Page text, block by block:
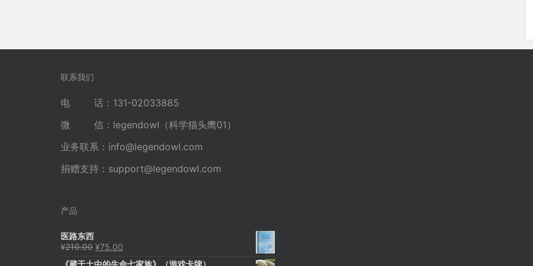
联系我们
电 话：131-02033885
微 信：legendowl（科学猫头鹰01）
业务联系： info@legendowl.com
捐赠支持： support@legendowl.com
产品
医路东西
¥210.00 原
¥75.00